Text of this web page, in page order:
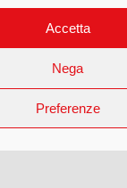
Accetta
Nega
Preferenze